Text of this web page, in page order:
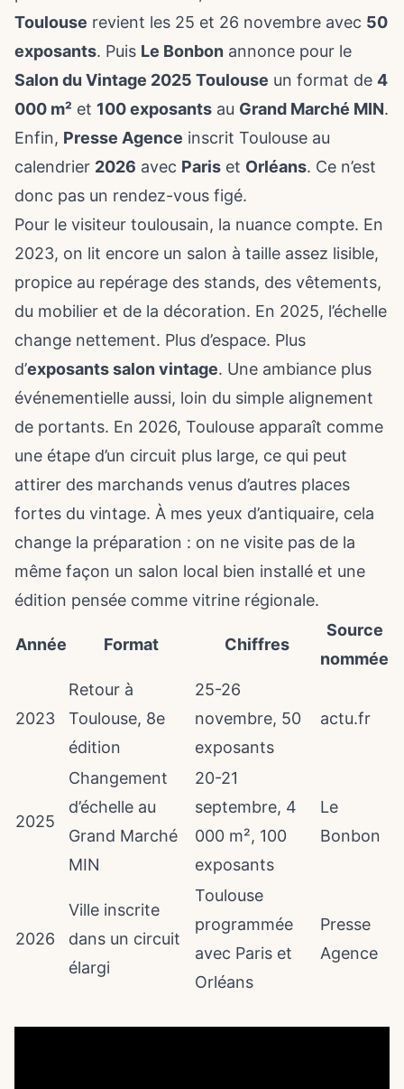
Toulouse revient les 25 et 26 novembre avec 50
exposants. Puis Le Bonbon annonce pour le
Salon du Vintage 2025 Toulouse un format de 4
000 m² et 100 exposants au Grand Marché MIN.
Enfin, Presse Agence inscrit Toulouse au
calendrier 2026 avec Paris et Orléans. Ce n’est
donc pas un rendez-vous figé.
Pour le visiteur toulousain, la nuance compte. En
2023, on lit encore un salon à taille assez lisible,
propice au repérage des stands, des vêtements,
du mobilier et de la décoration. En 2025, l’échelle
change nettement. Plus d’espace. Plus
d’exposants salon vintage. Une ambiance plus
événementielle aussi, loin du simple alignement
de portants. En 2026, Toulouse apparaît comme
une étape d’un circuit plus large, ce qui peut
attirer des marchands venus d’autres places
fortes du vintage. À mes yeux d’antiquaire, cela
change la préparation : on ne visite pas de la
même façon un salon local bien installé et une
édition pensée comme vitrine régionale.
Année Format Chiffres
Source
nommée
2023
Retour à
Toulouse, 8e
édition
25-26
novembre, 50
exposants
actu.fr
2025
Changement
d’échelle au
Grand Marché
MIN
20-21
septembre, 4
000 m², 100
exposants
Le
Bonbon
2026
Ville inscrite
dans un circuit
élargi
Toulouse
programmée
avec Paris et
Orléans
Presse
Agence